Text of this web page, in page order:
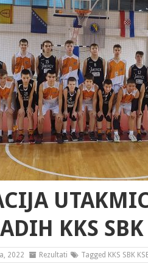
KKS SBK
2022 Rezultati Tagged KKS SBK